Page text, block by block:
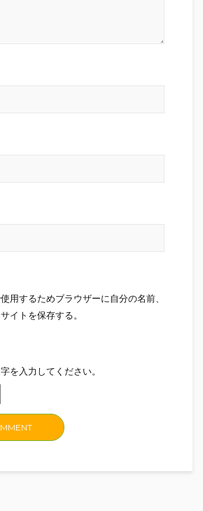
用するためブラウザーに自分の名前、
イトを保存する。
を入力してください。